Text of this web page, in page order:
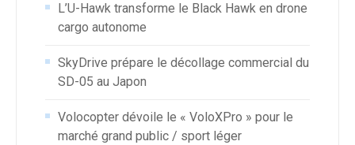
L’U-Hawk transforme le Black Hawk en drone
cargo autonome
SkyDrive prépare le décollage commercial du
SD-05 au Japon
Volocopter dévoile le « VoloXPro » pour le
marché grand public / sport léger